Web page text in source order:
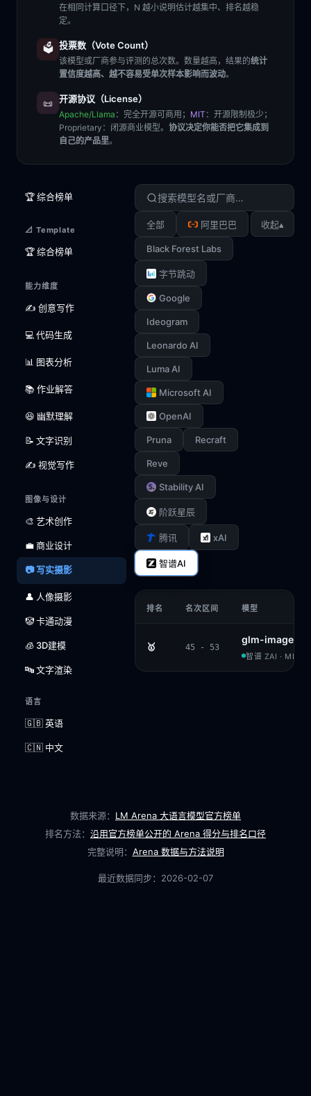
在相同计算口径下，N 越小说明估计越集中、排名越稳
定。
🗳️ 投票数（Vote Count）
该模型或厂商参与评测的总次数。数量越高，结果的统计
置信度越高、越不容易受单次样本影响而波动。
📜 开源协议（License）
Apache/Llama ：完全开源可商用； MIT ：开源限制极少；
Proprietary ：闭源商业模型。 协议决定你能否把它集成到
自己的产品里。
🏆 综合榜单
📐 Template
🏆 综合榜单
能力维度
✍️ 创意写作
💻 代码生成
📊 图表分析
📚 作业解答
😆 幽默理解
📝 文字识别
✍️ 视觉写作
图像与设计
🎨 艺术创作
💼 商业设计
📷 写实摄影
👤 人像摄影
🤡 卡通动漫
🧊 3D建模
🔤 文字渲染
语言
🇬🇧 英语
🇨🇳 中文
全部 阿里巴巴
Black Forest Labs
字节跳动
Google
Ideogram
Leonardo AI
Luma AI
Microsoft AI
OpenAI
Pruna Recraft
Reve
Stability AI
阶跃星辰
腾讯 xAI
智谱AI
收起▴
排名 名次区间 模型
🥇 45 - 53
glm-image
智谱 ZAI · MIT
数据来源： LM Arena 大语言模型官方榜单
排名方法： 沿用官方榜单公开的 Arena 得分与排名口径
完整说明： Arena 数据与方法说明
最近数据同步： 2026-02-07